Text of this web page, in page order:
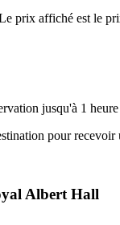
prix affiché est le
jusqu'à 1 heure
pour
Albert Hall